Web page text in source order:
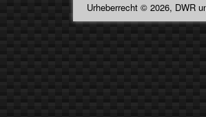
Urheberrecht © 2026, DWR